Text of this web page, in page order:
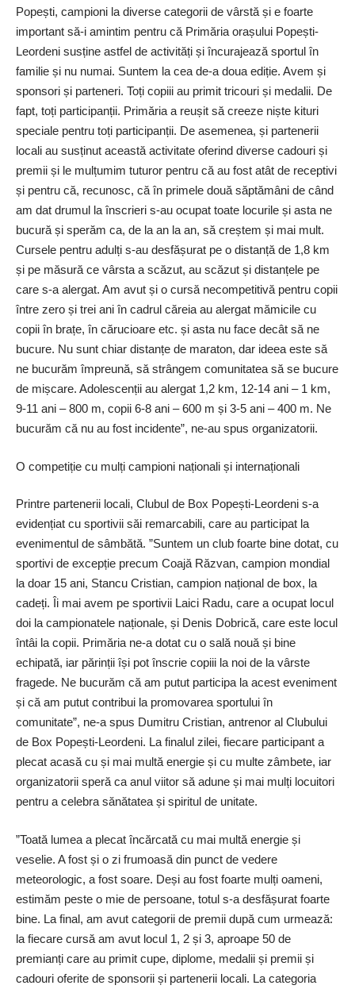
Popești, campioni la diverse categorii de vârs­tă și e foarte
important să-i amintim pentru că Primăria orașului Popești-
Leordeni susține astfel de activități și încurajează sportul în
familie și nu numai. Suntem la cea de-a doua ediție. Avem și
sponsori și parteneri. Toți copiii au primit tricouri și medalii. De
fapt, toți participanții. Primăria a reușit să creeze niște kituri
speciale pentru toți participanții. De asemenea, și partenerii
locali au susținut această activitate oferind diverse cadouri și
premii și le mulțumim tuturor pentru că au fost atât de receptivi
și pentru că, recunosc, că în primele două săptămâni de când
am dat drumul la înscrieri s-au ocupat toate locurile și asta ne
bucură și sperăm ca, de la an la an, să creștem și mai mult.
Cursele pentru adulți s-au desfășurat pe o distanță de 1,8 km
și pe măsură ce vârsta a scăzut, au scăzut și distanțele pe
care s-a alergat. Am avut și o ­cursă necompetitivă pentru copii
între zero și trei ani în cadrul căreia au alergat mămicile cu
copii în brațe, în cărucioare etc. și asta nu face decât să ne
bucure. Nu sunt chiar distanțe de maraton, dar ideea este să
ne bucurăm împreună, să strângem comunitatea să se bucure
de mișcare. Adolescenții au alergat 1,2 km, 12-14 ani – 1 km,
9-11 ani – 800 m, copii 6-8 ani – 600 m și 3-5 ani – 400 m. Ne
bucurăm că nu au fost incidente”, ne-au spus organizatorii.
O competiție cu mulți campioni naționali și internaționali
Printre partenerii locali, Clubul de Box Popești-Leordeni s-a
evidențiat cu sportivii săi remarcabili, care au participat la
evenimentul de sâmbătă. ”Suntem un club foarte bine dotat, cu
sportivi de excepție precum Coajă Răzvan, campion mondial
la doar 15 ani, Stancu Cristian, campion național de box, la
cadeți. Îi mai avem pe sportivii Laici Radu, care a ocupat locul
doi la campionatele naționale, și Denis Dobrică, care este locul
întâi la copii. Primăria ne-a dotat cu o sală nouă și bine
echipată, iar părinții își pot înscrie copiii la noi de la vârste
fragede. Ne bucurăm că am putut participa la acest eveniment
și că am putut contribui la promovarea sportului în
comunitate”, ne-a spus Dumitru Cristian, antrenor al Clubului
de Box Popești-Leordeni. La finalul zilei, fiecare participant a
plecat acasă cu și mai multă energie și cu multe zâmbete, iar
organizatorii speră ca anul viitor să adune și mai mulți locuitori
pentru a celebra sănătatea și spiritul de unitate.
”Toată lumea a plecat încărcată cu mai multă energie și
veselie. A fost și o zi frumoasă din punct de vedere
meteorologic, a fost soare. Deși au fost foarte mulți oameni,
estimăm peste o mie de persoane, totul s-a desfășurat foarte
bine. La final, am avut categorii de premii după cum urmează:
la fiecare cursă am avut locul 1, 2 și 3, aproape 50 de
premianți care au primit cupe, diplome, medalii și premii și
cadouri oferite de sponsorii și partenerii locali. La categoria